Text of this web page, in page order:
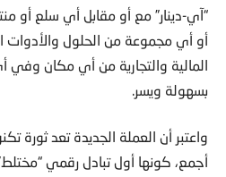
“آي-دينار” مع أو مقابل أي سلع أو
أو أي مجموعة من الحلول والأدوات
المالية والتجارية من أي مكان
بسهولة ويسر.
واعتبر أن العملة الجديدة تعد ثورة
أجمع، كونها أول تبادل رقمي